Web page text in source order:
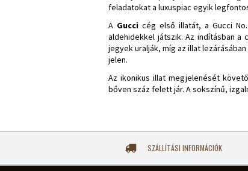
feladatokat a luxuspiac egyik
A Gucci cég első illatát, a Gucci
aldehidekkel játszik. Az indításban
jegyek uralják, míg az illat
jelen.
Az ikonikus illat megjelenését
bőven száz felett jár. A sokszínű,
SZÁLLÍTÁSI INFORMÁCIÓK